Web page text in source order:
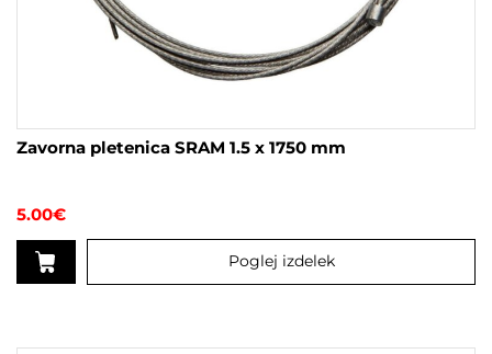
Zavorna pletenica SRAM 1.5 x 1750 mm
5.00€
Poglej izdelek